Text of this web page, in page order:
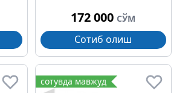
172 000 СЎМ
Сотиб олиш
сотувда мавжуд